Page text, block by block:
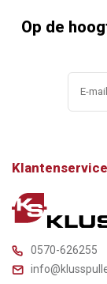
Op de
Klantenservice
0570-626255